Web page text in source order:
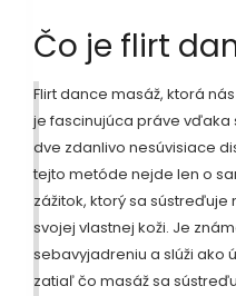
Čo je flirt
Flirt dance masáž, ktorá
je fascinujúca práve
dve zdanlivo nesúvisiace
tejto metóde nejde len o
zážitok, ktorý sa
svojej vlastnej koži. Je
sebavyjadreniu a slúži ako
zatiaľ čo masáž sa